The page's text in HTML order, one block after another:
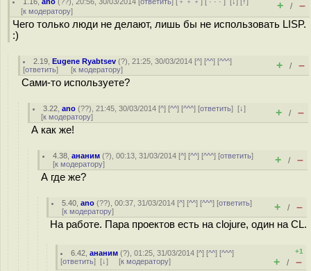
[к модератору] + / –
Чего только люди не делают, лишь бы не использовать LISP.
:)
2.19 ,Eugene Ryabtsev (?), 21:25, 30/03/2014 [^] [^^] [^^^]
[ответить] [к модератору] + / –
Сами-то используете?
3.22 ,ano (??), 21:45, 30/03/2014 [^] [^^] [^^^] [ответить][↓]
[к модератору] + / –
А как же!
4.38 ,ананим (?), 00:13, 31/03/2014 [^] [^^] [^^^] [ответить]
[к модератору] + / –
А где же?
5.40 ,ano (??), 00:37, 31/03/2014 [^] [^^] [^^^] [ответить]
[к модератору] + / –
На работе. Пара проектов есть на clojure, один на CL.
6.42 ,ананим (?), 01:25, 31/03/2014 [^] [^^] [^^^]
[ответить] [↓] [к модератору]
+1
+ / –